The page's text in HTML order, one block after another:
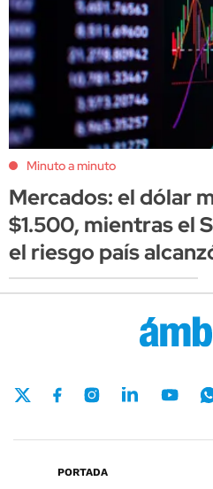
Minuto a minuto
Mercados: el dólar
$1.500, mientras el
el riesgo país
PORTADA